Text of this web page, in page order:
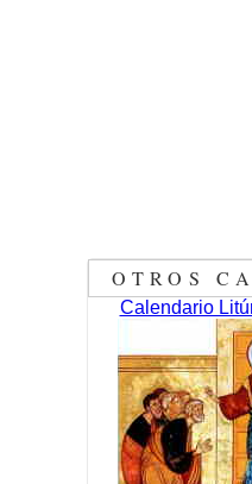
OTROS
Calendario